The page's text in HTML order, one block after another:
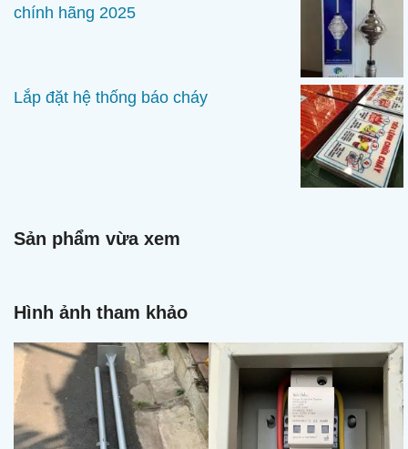
chính hãng 2025
Lắp đặt hệ thống báo cháy
Sản phẩm vừa xem
Hình ảnh tham khảo